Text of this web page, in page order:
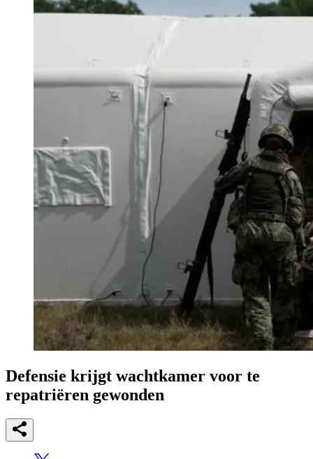
Defensie krijgt wachtkamer voor te
repatriëren gewonden